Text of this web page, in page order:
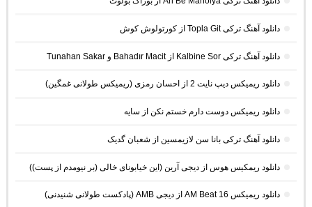
دانلود آهنگ ترکی Topla Git از کورتولوش کوش
دانلود آهنگ ترکی Kalbine Sor از Bahadır Macit و Tunahan Sakar
دانلود ریمیکس دیپ نایت 2 از احسان رمزی (ریمیکس طولانی غمگین)
دانلود ریمیکس دوست دارم خستم نکن از سایه
دانلود آهنگ ترکی بانا سن لازیمسین از شعبان گدیک
دانلود ریمکیس هوس از دیجی آرین (این خیابونای خالی (بر نیومدم از پست))
دانلود ریمیکس AM Beat 16 از دیجی AMB (پادکست طولانی شنیدنی)